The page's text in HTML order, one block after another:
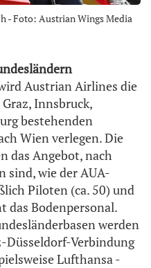
- Foto: Austrian Wings Media
Austrian Airlines die
Innsbruck,
bestehenden
Wien verlegen. Die
das Angebot, nach
sind, wie der AUA-
Piloten (ca. 50) und
das Bodenpersonal.
werden
Düsseldorf-Verbindung
Lufthansa -